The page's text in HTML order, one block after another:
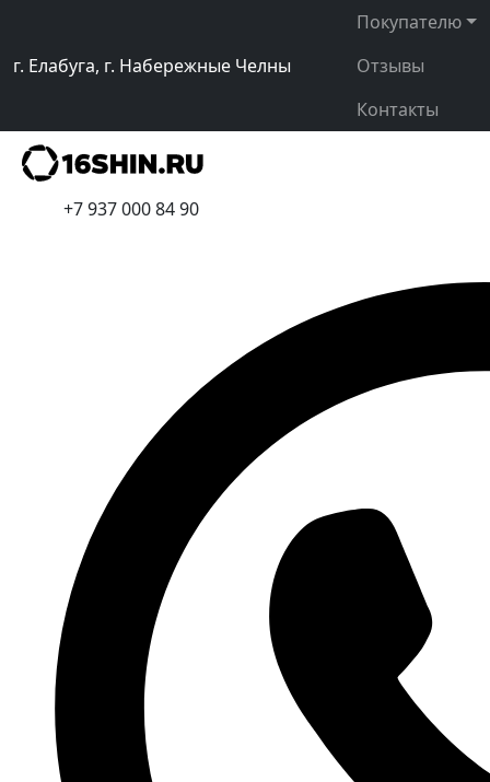
г. Елабуга, г. Набережные Челны
Покупателю
Отзывы
Контакты
+7 937 000 84 90